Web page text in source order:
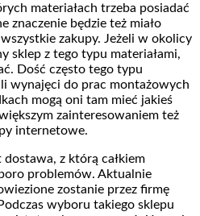
materiałach trzeba posiadać
znaczenie będzie też miało
zakupy. Jeżeli w okolicy
sklep z tego typu materiałami,
Dość często tego typu
wynajęci do prac montażowych
mogą oni tam mieć jakieś
zainteresowaniem też
internetowe.
z którą całkiem
problemów. Aktualnie
zostanie przez firmę
wyboru takiego sklepu